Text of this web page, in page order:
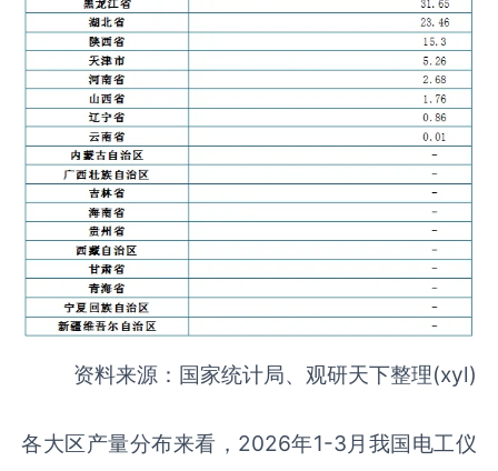
资料来源：国家统计局、观研天下整理(xyl)
各大区产量分布来看，2026年1-3月我国电工仪